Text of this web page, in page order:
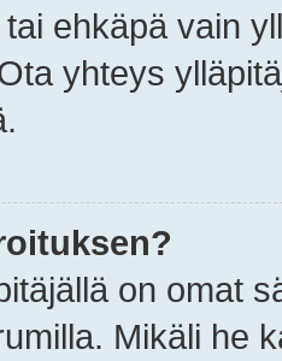
ehkäpä vain
yhteys
on omat
Mikäli he